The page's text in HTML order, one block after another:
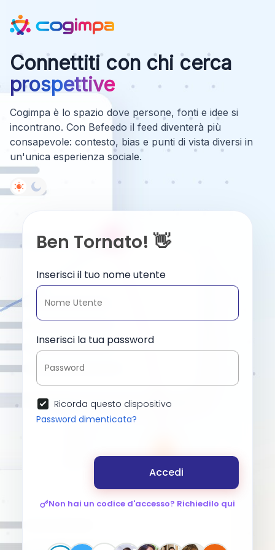
Connettiti con chi cerca
prospettive
Cogimpa è lo spazio dove persone, fonti e idee si
incontrano. Con Befeedo il feed diventerà più
consapevole: contesto, bias e punti di vista diversi in
un'unica esperienza sociale.
Ben Tornato! 👋
Inserisci il tuo nome utente
Inserisci la tua password
Ricorda questo dispositivo
Password dimenticata?
Accedi
Non hai un codice d'accesso? Richiedilo qui